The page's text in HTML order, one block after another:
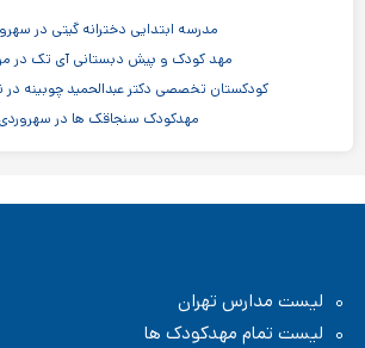
مدرسه ابتدایی دخترانه گیتی در
مهد کودک و پیش دبستانی آی تک در
کودکستان تخصصی دکتر عبدالحمید چوبینه در
مهدکودک سنجاقک ها در سهروردی
موسسه اندیشه کیان ابر سفید در
لیست مدارس تهران
لیست تمام مهدکودک ها